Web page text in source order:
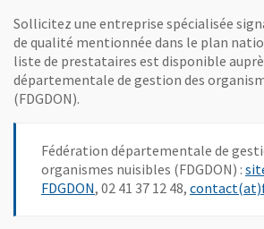
Sollicitez une entreprise spécialisée
de qualité mentionnée dans le plan
liste de prestataires est disponible
départementale de gestion des
(FDGDON).
Fédération départementale de
organismes nuisibles (FDGDON) :
FDGDON , Ouvre une nouvelle
, 02 41 37 12 48,